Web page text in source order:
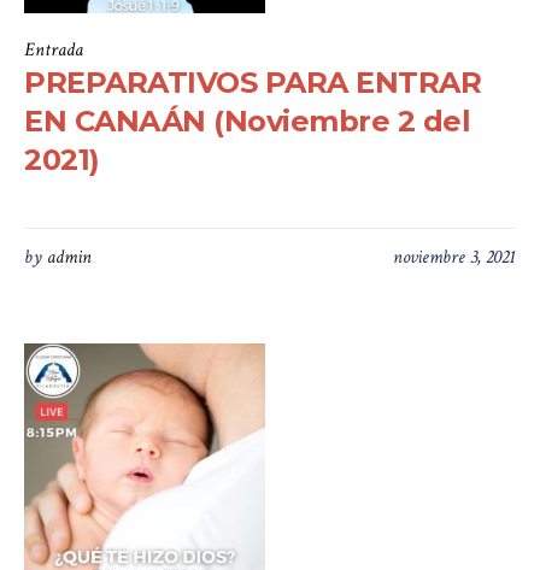
Entrada
PREPARATIVOS PARA ENTRAR
EN CANAÁN (Noviembre 2 del
2021)
noviembre 3, 2021
by admin